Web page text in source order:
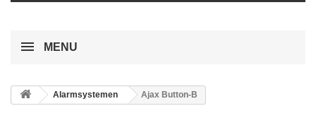
MENU
Alarmsystemen Ajax Button-B